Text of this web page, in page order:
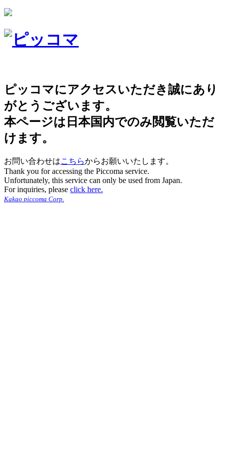
ピッコマにアクセスいただき誠にあり
がとうございます。
本ページは日本国内でのみ閲覧いただ
けます。
お問い合わせはこちらからお願いいたします。
Thank you for accessing the Piccoma service.
Unfortunately, this service can only be used from Japan.
For inquiries, please click here.
Kakao piccoma Corp.